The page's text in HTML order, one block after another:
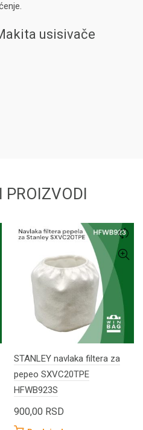
usisivače
PROIZVODI
STANLEY navlaka filtera za
pepeo SXVC20TPE
HFWB923S
900,00 RSD